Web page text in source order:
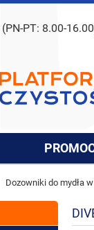
(PN-PT: 8.00-
Dozowniki do mydła w